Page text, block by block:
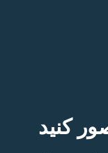
کنید